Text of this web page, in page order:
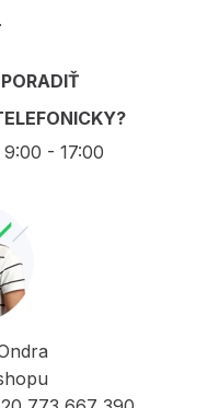
- 17:00